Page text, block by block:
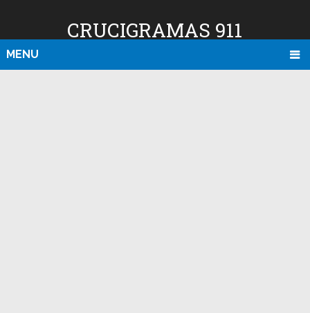
CRUCIGRAMAS 911
MENU